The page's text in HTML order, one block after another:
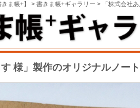
ま帳+】 > 書きま帳+ギャラリー > 「株式会社
様」製作のオリジナルノート